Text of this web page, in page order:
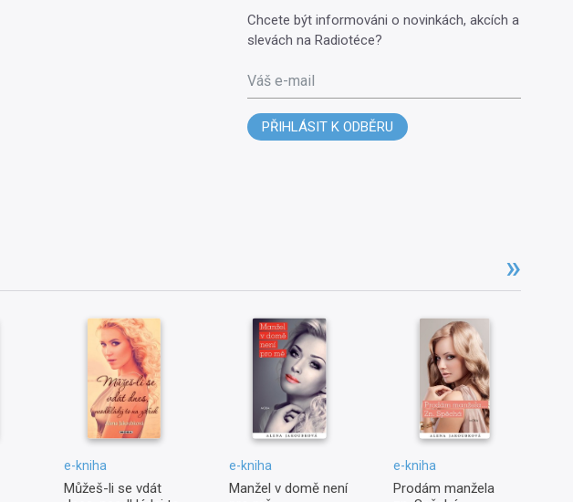
Chcete být informováni o novinkách, akcích a
slevách na Radiotéce?
Váš e-mail
PŘIHLÁSIT K ODBĚRU
e-kniha
Můžeš-li se vdát
e-kniha
Manžel v domě není
e-kniha
Prodám manžela